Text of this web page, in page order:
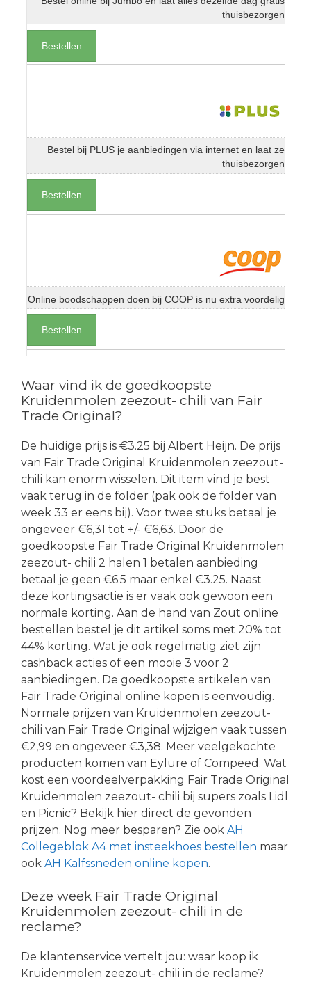
thuisbezorgen
Bestellen
Bestel bij PLUS je aanbiedingen via internet en laat ze
thuisbezorgen
Bestellen
Online boodschappen doen bij COOP is nu extra voordelig
Bestellen
Waar vind ik de goedkoopste
Kruidenmolen zeezout- chili van Fair
Trade Original?
De huidige prijs is €3.25 bij Albert Heijn. De prijs
van Fair Trade Original Kruidenmolen zeezout-
chili kan enorm wisselen. Dit item vind je best
vaak terug in de folder (pak ook de folder van
week 33 er eens bij). Voor twee stuks betaal je
ongeveer €6,31 tot +/- €6,63. Door de
goedkoopste Fair Trade Original Kruidenmolen
zeezout- chili 2 halen 1 betalen aanbieding
betaal je geen €6.5 maar enkel €3.25. Naast
deze kortingsactie is er vaak ook gewoon een
normale korting. Aan de hand van Zout online
bestellen bestel je dit artikel soms met 20% tot
44% korting. Wat je ook regelmatig ziet zijn
cashback acties of een mooie 3 voor 2
aanbiedingen. De goedkoopste artikelen van
Fair Trade Original online kopen is eenvoudig.
Normale prijzen van Kruidenmolen zeezout-
chili van Fair Trade Original wijzigen vaak tussen
€2,99 en ongeveer €3,38. Meer veelgekochte
producten komen van Eylure of Compeed. Wat
kost een voordeelverpakking Fair Trade Original
Kruidenmolen zeezout- chili bij supers zoals Lidl
en Picnic? Bekijk hier direct de gevonden
prijzen. Nog meer besparen? Zie ook AH
Collegeblok A4 met insteekhoes bestellen maar
ook AH Kalfssneden online kopen.
Deze week Fair Trade Original
Kruidenmolen zeezout- chili in de
reclame?
De klantenservice vertelt jou: waar koop ik
Kruidenmolen zeezout- chili in de reclame?